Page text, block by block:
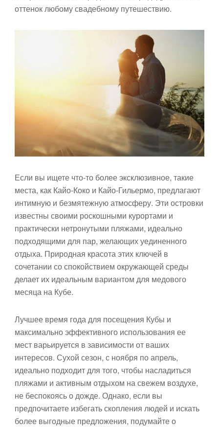
оттенок любому свадебному путешествию.
Если вы ищете что-то более эксклюзивное, такие
места, как Кайо-Коко и Кайо-Гильермо, предлагают
интимную и безмятежную атмосферу. Эти островки
известны своими роскошными курортами и
практически нетронутыми пляжами, идеально
подходящими для пар, желающих уединенного
отдыха. Природная красота этих ключей в
сочетании со спокойствием окружающей среды
делает их идеальным вариантом для медового
месяца на Кубе.
Лучшее время года для посещения Кубы и
максимально эффективного использования ее
мест варьируется в зависимости от ваших
интересов. Сухой сезон, с ноября по апрель,
идеально подходит для того, чтобы насладиться
пляжами и активным отдыхом на свежем воздухе,
не беспокоясь о дожде. Однако, если вы
предпочитаете избегать скопления людей и искать
более выгодные предложения, подумайте о